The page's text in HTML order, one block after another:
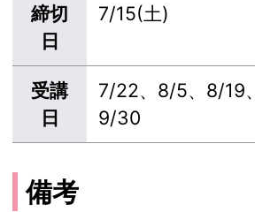
締切
日
7/15(土)
受講
日
7/22、8/5、8/19
9/30
備考